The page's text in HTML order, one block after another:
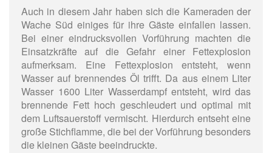
Auch in diesem Jahr haben sich die Kameraden der
Wache Süd einiges für ihre Gäste einfallen lassen.
Bei einer eindrucksvollen Vorführung machten die
Einsatzkräfte auf die Gefahr einer Fettexplosion
aufmerksam. Eine Fettexplosion entsteht, wenn
Wasser auf brennendes Öl trifft. Da aus einem Liter
Wasser 1600 Liter Wasserdampf entsteht, wird das
brennende Fett hoch geschleudert und optimal mit
dem Luftsauerstoff vermischt. Hierdurch entseht eine
große Stichflamme, die bei der Vorführung besonders
die kleinen Gäste beeindruckte.